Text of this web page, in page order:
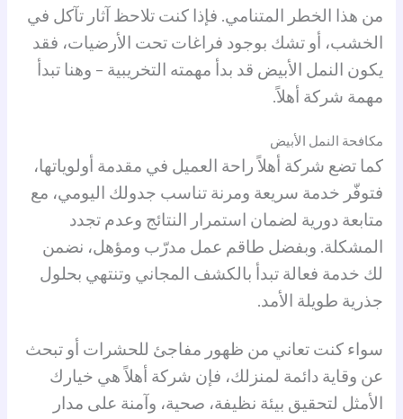
من هذا الخطر المتنامي. فإذا كنت تلاحظ آثار تآكل في
الخشب، أو تشك بوجود فراغات تحت الأرضيات، فقد
يكون النمل الأبيض قد بدأ مهمته التخريبية – وهنا تبدأ
مهمة شركة أهلاً.
مكافحة النمل الأبيض
كما تضع شركة أهلاً راحة العميل في مقدمة أولوياتها،
فتوفّر خدمة سريعة ومرنة تناسب جدولك اليومي، مع
متابعة دورية لضمان استمرار النتائج وعدم تجدد
المشكلة. وبفضل طاقم عمل مدرّب ومؤهل، نضمن
لك خدمة فعالة تبدأ بالكشف المجاني وتنتهي بحلول
جذرية طويلة الأمد.
سواء كنت تعاني من ظهور مفاجئ للحشرات أو تبحث
عن وقاية دائمة لمنزلك، فإن شركة أهلاً هي خيارك
الأمثل لتحقيق بيئة نظيفة، صحية، وآمنة على مدار